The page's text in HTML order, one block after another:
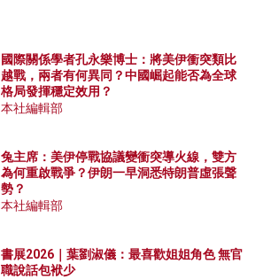
國際關係學者孔永樂博士：將美伊衝突類比
越戰，兩者有何異同？中國崛起能否為全球
格局發揮穩定效用？
本社編輯部
兔主席：美伊停戰協議變衝突導火線，雙方
為何重啟戰爭？伊朗一早洞悉特朗普虛張聲
勢？
本社編輯部
書展2026｜葉劉淑儀：最喜歡姐姐角色 無官
職說話包袱少